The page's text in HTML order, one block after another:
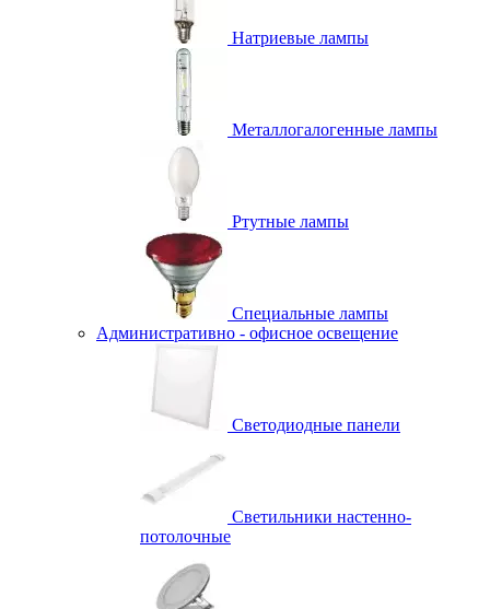
Натриевые лампы
Металлогалогенные лампы
Ртутные лампы
Специальные лампы
Административно - офисное освещение
Светодиодные панели
Светильники настенно-
потолочные